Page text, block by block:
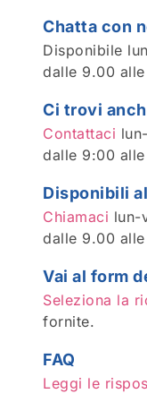
Chatta con
Disponibile
dalle 9.00 alle
Ci trovi
Contattaci
dalle 9:00 alle
Disponibili
Chiamaci lun-
dalle 9.00 alle
Vai al form
Seleziona la
fornite.
FAQ
Leggi le